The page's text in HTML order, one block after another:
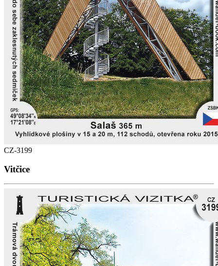
CZ-3199
Vitčice